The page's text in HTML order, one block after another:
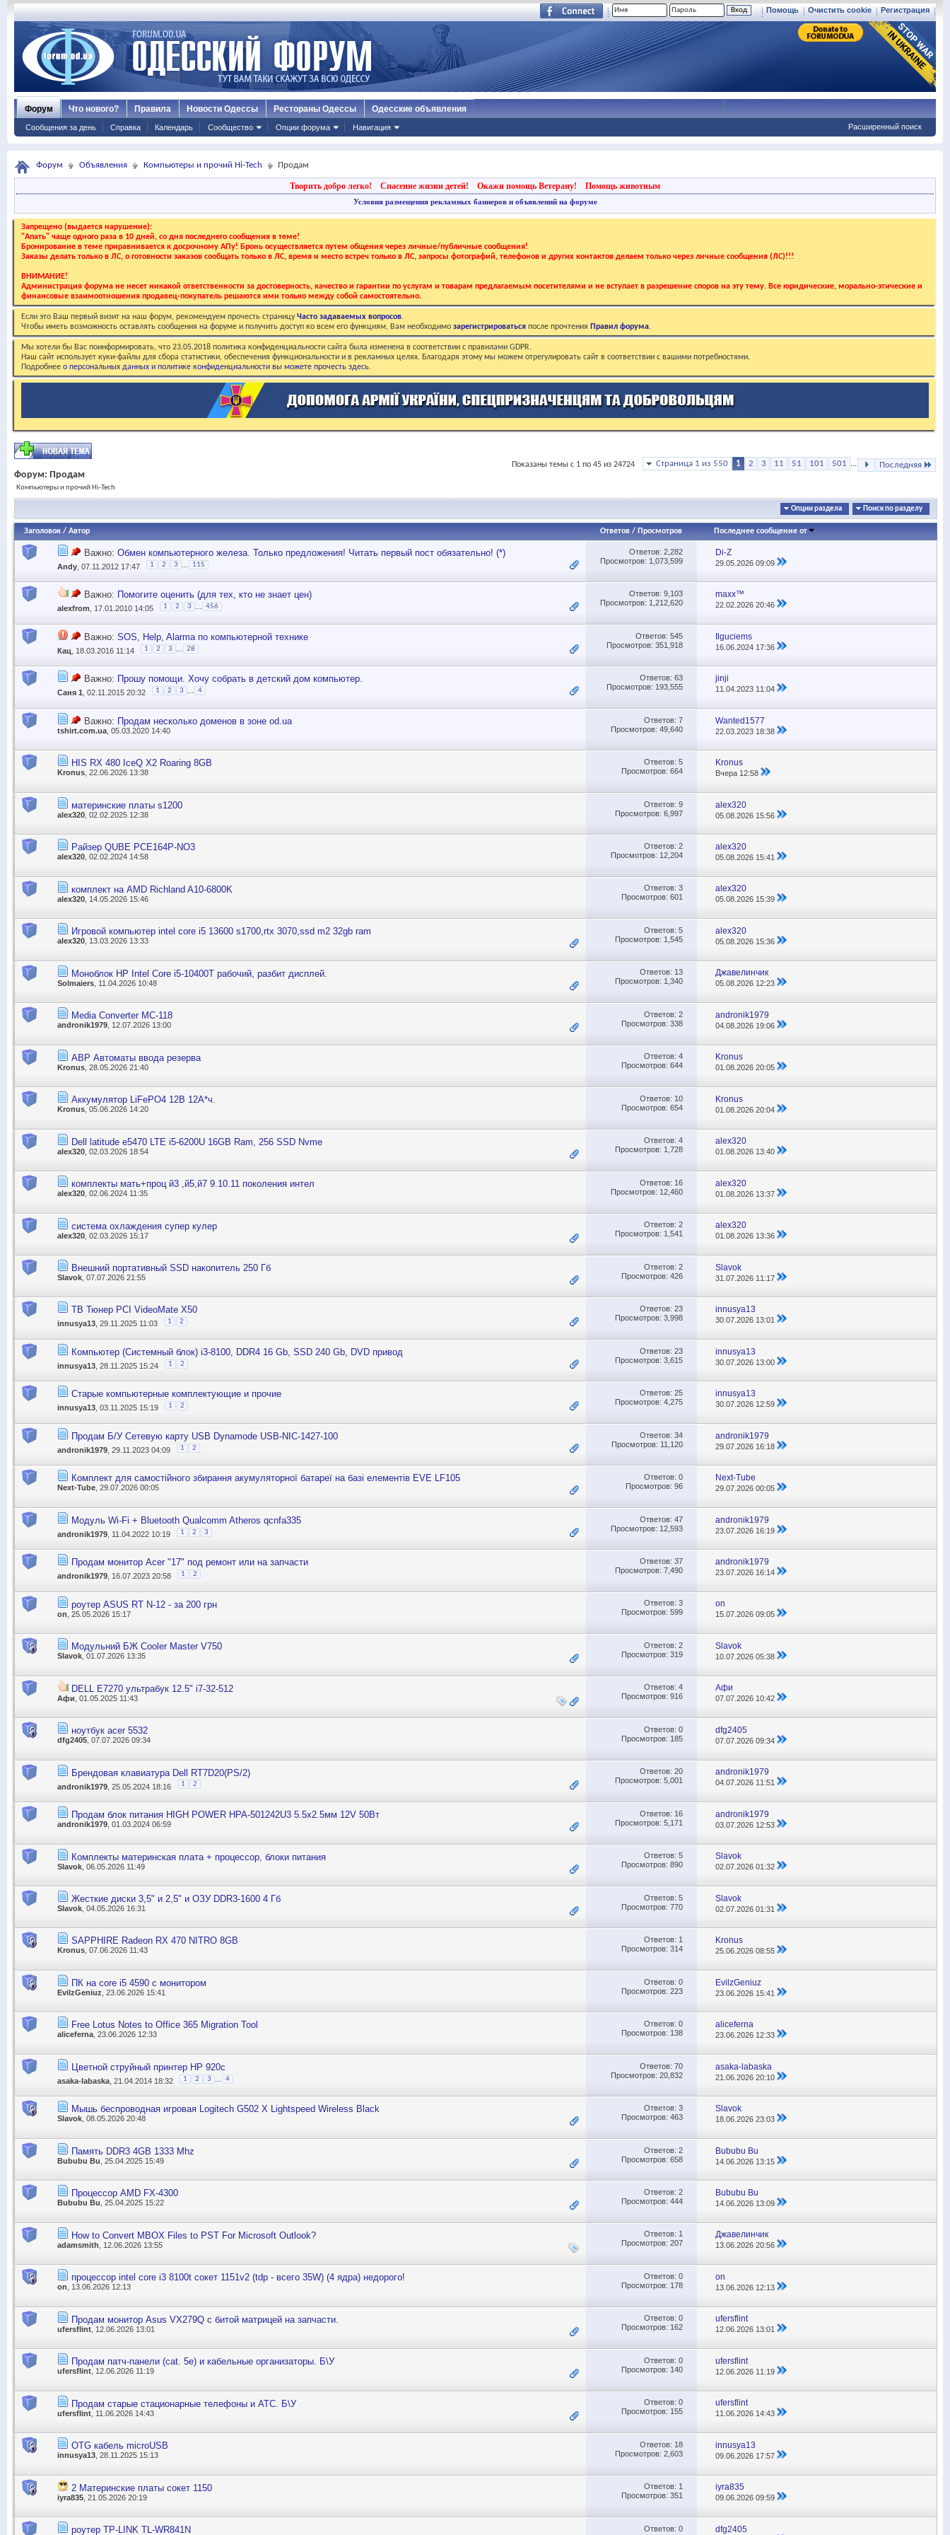
Регистрация
Очистить cookie
Помощь
Форум
Сообщения за день Справка Календарь Сообщество Опции форума Навигация
Что нового? Правила Новости Одессы Рестораны Одессы Одесские объявления
Расширенный поиск
Форум Объявления Компьютеры и прочий Hi-Tech Продам
Творить добро легко! Спасение жизни детей! Окажи помощь Ветерану! Помощь животным
Условия размещения рекламных баннеров и объявлений на форуме
Запрещено (выдается нарушение):
"Апать" чаще одного раза в 10 дней, со дня последнего сообщения в теме!
Бронирование в теме приравнивается к досрочному АПу! Бронь осуществляется путем общения через личные/публичные сообщения!
Заказы делать только в ЛС, о готовности заказов сообщать только в ЛС, время и место встреч только в ЛС, запросы фотографий, телефонов и других контактов делаем только через личные сообщения (ЛС)!!!
ВНИМАНИЕ!
Администрация форума не несет никакой ответственности за достоверность, качество и гарантии по услугам и товарам предлагаемым посетителями и не вступает в разрешение споров на эту тему. Все юридические, морально-этические и
финансовые взаимоотношения продавец-покупатель решаются ими только между собой самостоятельно.
Если это Ваш первый визит на наш форум, рекомендуем прочесть страницуЧасто задаваемых вопросов.
Чтобы иметь возможность оставлять сообщения на форуме и получить доступ ко всем его функциям, Вам необходимо зарегистрироваться после прочтения Правил форума.
Мы хотели бы Вас поинформировать, что 23.05.2018 политика конфиденциальности сайта была изменена в соответствии с правилами GDPR.
Наш сайт использует куки-файлы для сбора статистики, обеспечения функциональности и в рекламных целях. Благодаря этому мы можем отрегулировать сайт в соответствии с вашими потребностями.
Подробнее о персональных данных и политике конфиденциальности вы можете прочесть здесь.
Страница 1 из 550 1 2 3 11 51 101 501 ... Последняя
Показаны темы с 1 по 45 из 24724
Форум: Продам
Компьютеры и прочий Hi-Tech
Опции раздела Поиск по разделу
Заголовок / Автор Ответов/ Просмотров Последнее сообщение от
Важно: Обмен компьютерного железа. Только предложения! Читать первый пост обязательно! (*)
Andy , 07.11.2012 17:47 1 2 3 115
Ответов: 2,282
Просмотров: 1,073,599
Di-Z
29.05.202609:09
Важно: Помогите оценить (для тех, кто не знает цен)
alexfrom , 17.01.2010 14:05 1 2 3 456
Ответов: 9,103
Просмотров: 1,212,620
maxx™
22.02.202620:46
Важно: SOS, Help, Alarma по компьютерной технике
Кац , 18.03.2016 11:14 1 2 3 28
Ответов: 545
Просмотров: 351,918
Ilguciems
16.06.2024 17:36
Важно: Прошу помощи. Хочу собрать в детский дом компьютер.
Саня 1 , 02.11.2015 20:32 1 2 3 4
Ответов: 63
Просмотров: 193,555
jinji
11.04.2023 11:04
Важно: Продам несколько доменов в зоне od.ua
tshirt.com.ua , 05.03.2020 14:40
Ответов: 7
Просмотров: 49,640
Wanted1577
22.03.2023 18:38
HIS RX 480 IceQ X2 Roaring 8GB
Kronus , 22.06.2026 13:38
Ответов: 5
Просмотров: 664
Kronus
Вчера 12:58
материнские платы s1200
alex320 , 02.02.2025 12:38
Ответов: 9
Просмотров: 6,997
alex320
05.08.2026 15:56
Райзер QUBE PCE164P-NO3
alex320 , 02.02.2024 14:58
Ответов: 2
Просмотров: 12,204
alex320
05.08.2026 15:41
комплект на AMD Richland A10-6800K
alex320 , 14.05.2026 15:46
Ответов: 3
Просмотров: 601
alex320
05.08.202615:39
Игровой компьютер intel core i5 13600 s1700,rtx 3070,ssd m2 32gb ram
alex320 , 13.03.2026 13:33
Ответов: 5
Просмотров: 1,545
alex320
05.08.2026 15:36
Моноблок HP Intel Core i5-10400T рабочий, разбит дисплей.
Solmaiers , 11.04.2026 10:48
Ответов: 13
Просмотров: 1,340
Джавелинчик
05.08.202612:23
Media Converter MC-118
andronik1979 , 12.07.2026 13:00
Ответов: 2
Просмотров: 338
andronik1979
04.08.2026 19:06
АВР Автоматы ввода резерва
Kronus , 28.05.2026 21:40
Ответов: 4
Просмотров: 644
Kronus
01.08.202620:05
Аккумулятор LiFePO4 12В 12А*ч.
Kronus , 05.06.2026 14:20
Ответов: 10
Просмотров: 654
Kronus
01.08.202620:04
Dell latitude e5470 LTE i5-6200U 16GB Ram, 256 SSD Nvme
alex320 , 02.03.2026 18:54
Ответов: 4
Просмотров: 1,728
alex320
01.08.2026 13:40
комплекты мать+проц й3 ,й5,й7 9.10.11 поколения интел
alex320 , 02.06.2024 11:35
Ответов: 16
Просмотров: 12,460
alex320
01.08.2026 13:37
система охлаждения супер кулер
alex320 , 02.03.2026 15:17
Ответов: 2
Просмотров: 1,541
alex320
01.08.2026 13:36
Внешний портативный SSD накопитель 250 Гб
Slavok , 07.07.2026 21:55
Ответов: 2
Просмотров: 426
Slavok
31.07.2026 11:17
ТВ Тюнер PCI VideoMate X50
innusya13 , 29.11.2025 11:03 1 2
Ответов: 23
Просмотров: 3,998
innusya13
30.07.2026 13:01
Компьютер (Системный блок) i3-8100, DDR4 16 Gb, SSD 240 Gb, DVD привод
innusya13 , 28.11.2025 15:24 1 2
Ответов: 23
Просмотров: 3,615
innusya13
30.07.2026 13:00
Старые компьютерные комплектующие и прочие
innusya13 , 03.11.2025 15:19 1 2
Ответов: 25
Просмотров: 4,275
innusya13
30.07.2026 12:59
Продам Б/У Сетевую карту USB Dynamode USB-NIC-1427-100
andronik1979 , 29.11.2023 04:09 1 2
Ответов: 34
Просмотров: 11,120
andronik1979
29.07.2026 16:18
Комплект для самостійного збирання акумуляторної батареї на базі елементів EVE LF105
Next-Tube , 29.07.2026 00:05
Ответов: 0
Просмотров: 96
Next-Tube
29.07.202600:05
Модуль Wi-Fi + Bluetooth Qualcomm Atheros qcnfa335
andronik1979 , 11.04.2022 10:19 1 2 3
Ответов: 47
Просмотров: 12,593
andronik1979
23.07.2026 16:19
Продам монитор Acer "17" под ремонт или на запчасти
andronik1979 , 16.07.2023 20:58 1 2
Ответов: 37
Просмотров: 7,490
andronik1979
23.07.2026 16:14
роутер ASUS RT N-12 - за 200 грн
on , 25.05.2026 15:17
Ответов: 3
Просмотров: 599
on
15.07.202609:05
Модульний БЖ Cooler Master V750
Slavok , 01.07.2026 13:35
Ответов: 2
Просмотров: 319
Slavok
10.07.202605:38
DELL E7270 ультрабук 12.5" i7-32-512
Афи , 01.05.2025 11:43
Ответов: 4
Просмотров: 916
Афи
07.07.2026 10:42
ноутбук acer 5532
dfg2405 , 07.07.2026 09:34
Ответов: 0
Просмотров: 185
dfg2405
07.07.202609:34
Брендовая клавиатура Dell RT7D20(PS/2)
andronik1979 , 25.05.2024 18:16 1 2
Ответов: 20
Просмотров: 5,001
andronik1979
04.07.2026 11:51
Продам блок питания HIGH POWER HPA-501242U3 5.5x2.5мм 12V 50Вт
andronik1979 , 01.03.2024 06:59
Ответов: 16
Просмотров: 5,171
andronik1979
03.07.2026 12:53
Комплекты материнская плата + процессор, блоки питания
Slavok , 06.05.2026 11:49
Ответов: 5
Просмотров: 890
Slavok
02.07.202601:32
Жесткие диски 3,5" и 2,5" и ОЗУ DDR3-1600 4 Гб
Slavok , 04.05.2026 16:31
Ответов: 5
Просмотров: 770
Slavok
02.07.202601:31
SAPPHIRE Radeon RX 470 NITRO 8GB
Kronus, 07.06.2026 11:43
Ответов: 1
Просмотров: 314
Kronus
25.06.202608:55
ПК на core i5 4590 с монитором
EvilzGeniuz , 23.06.2026 15:41
Ответов: 0
Просмотров: 223
EvilzGeniuz
23.06.2026 15:41
Free Lotus Notes to Office 365 Migration Tool
aliceferna, 23.06.2026 12:33
Ответов: 0
Просмотров: 138
aliceferna
23.06.2026 12:33
Цветной струйный принтер НР 920с
asaka-labaska , 21.04.2014 18:32 1 2 3 4
Ответов: 70
Просмотров: 20,832
asaka-labaska
21.06.202620:10
Мышь беспроводная игровая Logitech G502 X Lightspeed Wireless Black
Slavok , 08.05.2026 20:48
Ответов: 3
Просмотров: 463
Slavok
18.06.202623:03
Память DDR3 4GB 1333 Mhz
Bububu Bu , 25.04.2025 15:49
Ответов: 2
Просмотров: 658
Bububu Bu
14.06.2026 13:15
Процессор AMD FX-4300
Bububu Bu , 25.04.2025 15:22
Ответов: 2
Просмотров: 444
Bububu Bu
14.06.2026 13:09
How to Convert MBOX Files to PST For Microsoft Outlook?
adamsmith , 12.06.2026 13:55
Ответов: 1
Просмотров: 207
Джавелинчик
13.06.202620:56
процессор intel core i3 8100t сокет 1151v2 (tdp - всего 35W) (4 ядра) недорого!
on , 13.06.2026 12:13
Ответов: 0
Просмотров: 178
on
13.06.2026 12:13
Продам монитор Asus VX279Q с битой матрицей на запчасти.
ufersflint , 12.06.2026 13:01
Ответов: 0
Просмотров: 162
ufersflint
12.06.202613:01
Продам патч-панели (cat. 5е) и кабельные организаторы. Б\У
ufersflint , 12.06.2026 11:19
Ответов: 0
Просмотров: 140
ufersflint
12.06.2026 11:19
Продам старые стационарные телефоны и АТС. Б\У
ufersflint , 11.06.2026 14:43
Ответов: 0
Просмотров: 155
ufersflint
11.06.2026 14:43
OTG кабель microUSB
innusya13 , 28.11.2025 15:13
Ответов: 18
Просмотров: 2,603
innusya13
09.06.2026 17:57
2 Материнские платы сокет 1150
iyra835 , 21.05.2026 20:19
Ответов: 1
Просмотров: 351
iyra835
09.06.202609:59
роутер TP-LINK TL-WR841N Ответов: 0
dfg2405